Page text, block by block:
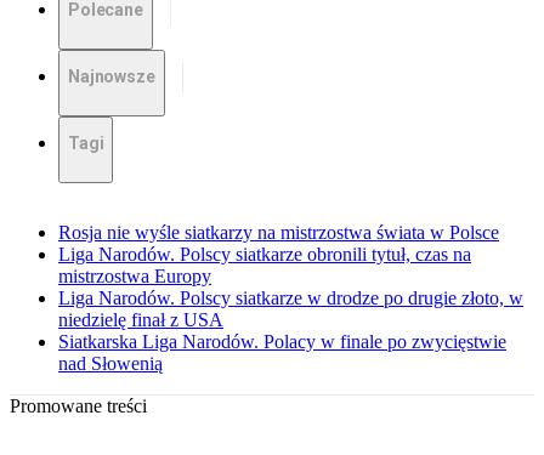
Polecane
Najnowsze
Tagi
Rosja nie wyśle siatkarzy na mistrzostwa świata w Polsce
Liga Narodów. Polscy siatkarze obronili tytuł, czas na
mistrzostwa Europy
Liga Narodów. Polscy siatkarze w drodze po drugie złoto, w
niedzielę finał z USA
Siatkarska Liga Narodów. Polacy w finale po zwycięstwie
nad Słowenią
Promowane treści